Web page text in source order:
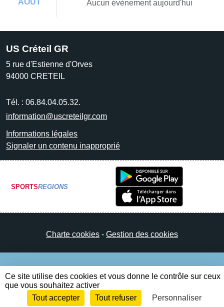
AOÛT Aucun évènement aujourd'hui
US Créteil GR
5 rue d'Estienne d'Orves
94000 CRETEIL
Tél. : 06.84.04.05.32.
information@uscreteilgr.com
Informations légales
Signaler un contenu inapproprié
SPORTSREGIONS
Charte cookies Gestion des cookies
Envie de participer ? Connexion
Ce site utilise des cookies et vous donne le contrôle sur ceux
que vous souhaitez activer
Tout accepter
Tout refuser Personnaliser